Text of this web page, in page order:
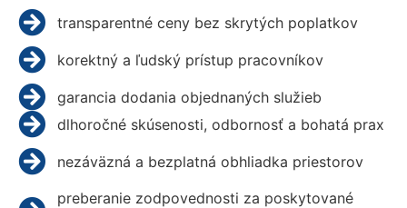
transparentné ceny bez skrytých poplatkov
korektný a ľudský prístup pracovníkov
garancia dodania objednaných služieb
dlhoročné skúsenosti, odbornosť a bohatá prax
nezáväzná a bezplatná obhliadka priestorov
preberanie zodpovednosti za poskytované